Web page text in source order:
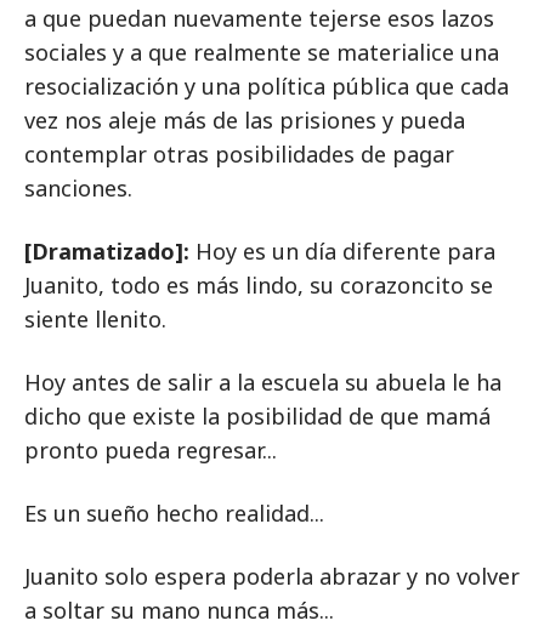
a que puedan nuevamente tejerse esos lazos
sociales y a que realmente se materialice una
resocialización y una política pública que cada
vez nos aleje más de las prisiones y pueda
contemplar otras posibilidades de pagar
sanciones.
[Dramatizado]: Hoy es un día diferente para
Juanito, todo es más lindo, su corazoncito se
siente llenito.
Hoy antes de salir a la escuela su abuela le ha
dicho que existe la posibilidad de que mamá
pronto pueda regresar...
Es un sueño hecho realidad...
Juanito solo espera poderla abrazar y no volver
a soltar su mano nunca más...